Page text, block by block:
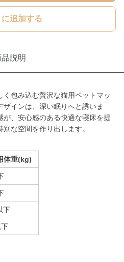
に追加する
説明
包み込む贅沢な猫用ペットマッ
ザインは、深い眠りへと誘いま
、安心感のある快適な寝床を提
な空間を作り出します。
体重(kg)
下